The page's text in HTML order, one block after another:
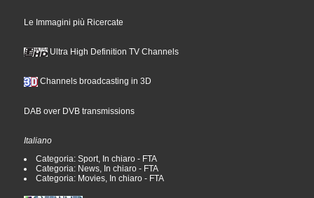
Le Immagini più Ricercate
Ultra High Definition TV Channels
Channels broadcasting in 3D
DAB over DVB transmissions
Italiano
Categoria: Sport, In chiaro - FTA
Categoria: News, In chiaro - FTA
Categoria: Movies, In chiaro - FTA